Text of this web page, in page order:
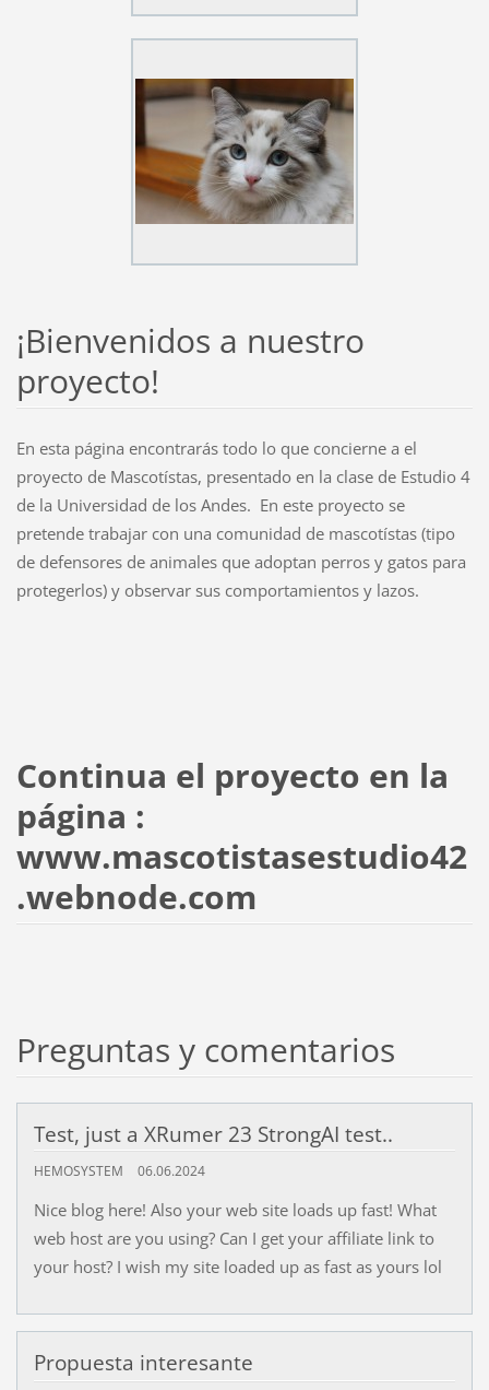
¡Bienvenidos a nuestro
proyecto!
En esta página encontrarás todo lo que concierne a el
proyecto de Mascotístas, presentado en la clase de Estudio 4
de la Universidad de los Andes. En este proyecto se
pretende trabajar con una comunidad de mascotístas (tipo
de defensores de animales que adoptan perros y gatos para
protegerlos) y observar sus comportamientos y lazos.
Continua el proyecto en la
página :
www.mascotistasestudio42
.webnode.com
Preguntas y comentarios
Test, just a XRumer 23 StrongAI test..
HEMOSYSTEM 06.06.2024
Nice blog here! Also your web site loads up fast! What
web host are you using? Can I get your affiliate link to
your host? I wish my site loaded up as fast as yours lol
Propuesta interesante